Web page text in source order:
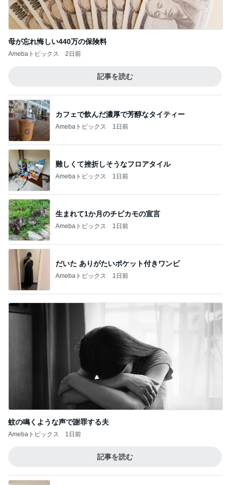
母が忘れ悔しい440万の保険料
Amebaトピックス 2日前
記事を読む
カフェで飲んだ濃厚で芳醇なタイティー
Amebaトピックス 1日前
難しくて挫折しそうなフロアタイル
Amebaトピックス 1日前
生まれて1か月のチビカモの宣言
Amebaトピックス 1日前
だいた ありがたいポケット付きワンピ
Amebaトピックス 1日前
蚊の鳴くような声で謝罪する夫
Amebaトピックス 1日前
記事を読む